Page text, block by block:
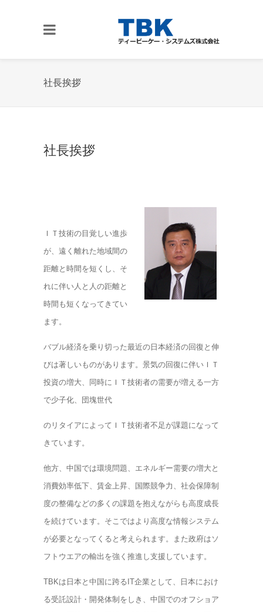
社長挨拶
社長挨拶
ＩＴ技術の目覚しい進歩
が、遠く離れた地域間の
距離と時間を短くし、そ
れに伴い人と人の距離と
時間も短くなってきてい
ます。
バブル経済を乗り切った最近の日本経済の回復と伸
びは著しいものがあります。景気の回復に伴いＩＴ
投資の増大、同時にＩＴ技術者の需要が増える一方
で少子化、団塊世代
のリタイアによってＩＴ技術者不足が課題になって
きています。
他方、中国では環境問題、エネルギー需要の増大と
消費効率低下、賃金上昇、国際競争力、社会保障制
度の整備などの多くの課題を抱えながらも高度成長
を続けています。そこではより高度な情報システム
が必要となってくると考えられます。また政府はソ
フトウエアの輸出を強く推進し支援しています。
TBKは日本と中国に跨るIT企業として、日本におけ
る受託設計・開発体制をしき、中国でのオフショア